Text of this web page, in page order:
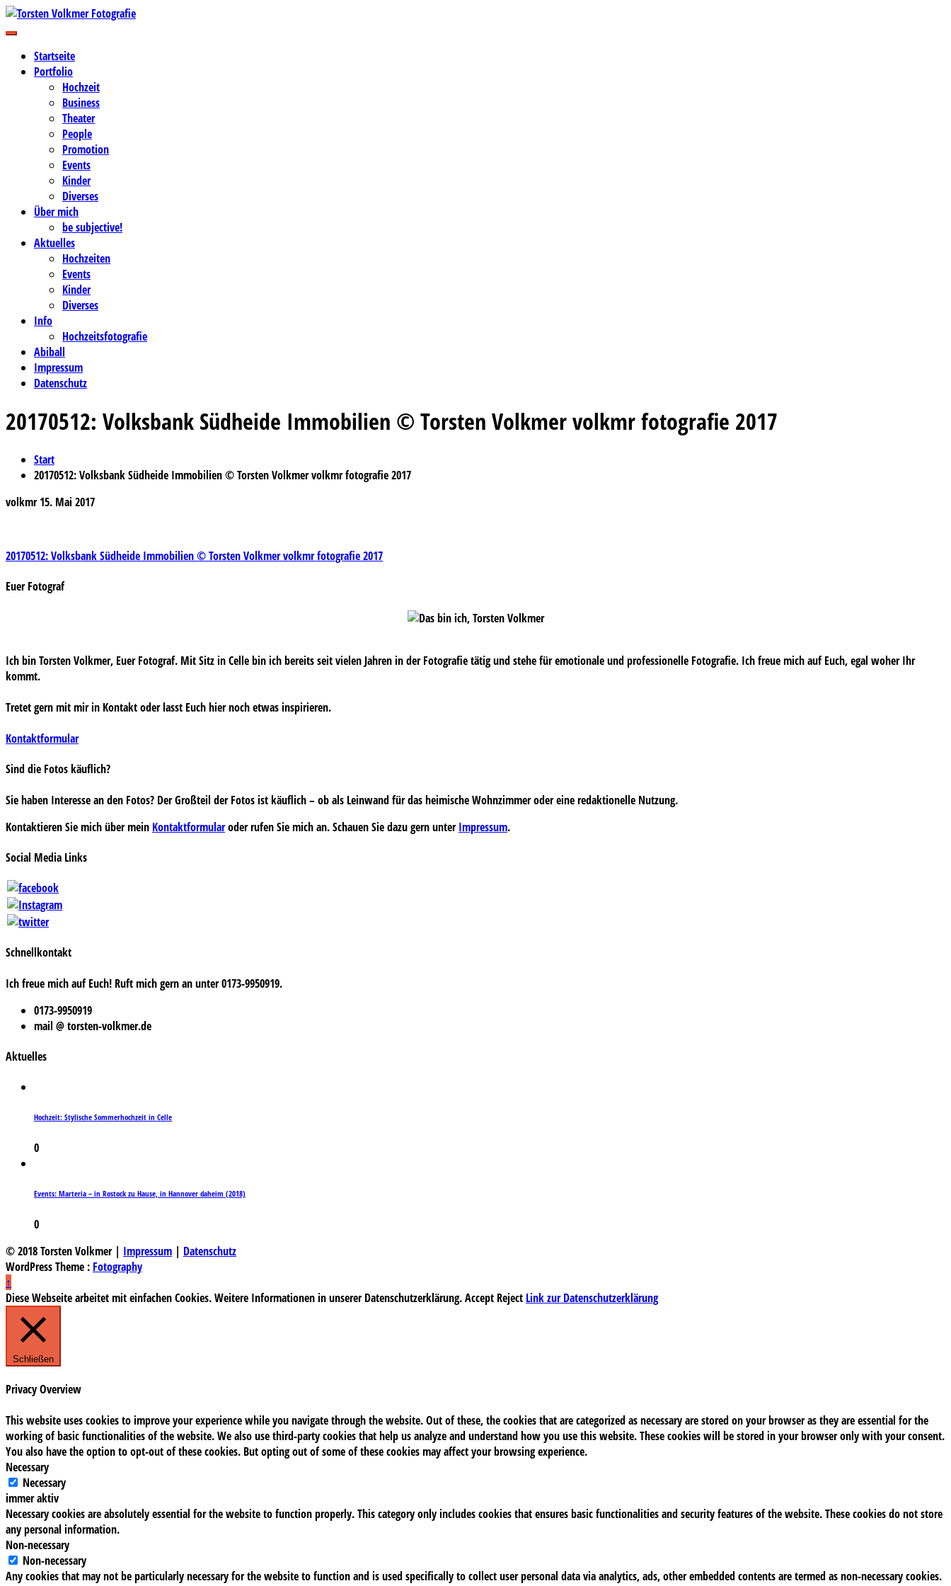
Zum
Inhalt
Torsten Volkmer Fotografie
Business-, Portrait- und Hochzeitsfotografie
Startseite
Portfolio
Hochzeit
Business
Theater
People
Promotion
Events
Kinder
Diverses
Über mich
be subjective!
Aktuelles
Hochzeiten
Events
Kinder
Diverses
Info
Hochzeitsfotografie
Abiball
Impressum
Datenschutz
20170512: Volksbank Südheide Immobilien © Torsten Volkmer volkmr fotografie 2017
Start
20170512: Volksbank Südheide Immobilien © Torsten Volkmer volkmr fotografie 2017
volkmr 15. Mai 2017
Beitragsnavigation
20170512: Volksbank Südheide Immobilien © Torsten Volkmer volkmr fotografie 2017
Euer Fotograf
Ich bin Torsten Volkmer, Euer Fotograf. Mit Sitz in Celle bin ich bereits seit vielen Jahren in der Fotografie tätig und stehe für emotionale und professionelle Fotografie. Ich freue mich auf Euch, egal woher Ihr
kommt.
Tretet gern mit mir in Kontakt oder lasst Euch hier noch etwas inspirieren.
Kontaktformular
Sind die Fotos käuflich?
Sie haben Interesse an den Fotos? Der Großteil der Fotos ist käuflich – ob als Leinwand für das heimische Wohnzimmer oder eine redaktionelle Nutzung.
Kontaktieren Sie mich über mein Kontaktformularoder rufen Sie mich an. Schauen Sie dazu gern unterImpressum.
Social Media Links
Schnellkontakt
Ich freue mich auf Euch! Ruft mich gern an unter 0173-9950919.
0173-9950919
mail @ torsten-volkmer.de
Aktuelles
Hochzeit: Stylische Sommerhochzeit in Celle
0
Events: Marteria – in Rostock zu Hause, in Hannover daheim (2018)
0
© 2018 Torsten Volkmer | Impressum | Datenschutz
WordPress Theme : Fotography
↑
Diese Webseite arbeitet mit einfachen Cookies. Weitere Informationen in unserer Datenschutzerklärung.Accept Reject Link zur Datenschutzerklärung
Schließen
Privacy Overview
This website uses cookies to improve your experience while you navigate through the website. Out of these, the cookies that are categorized as necessary are stored on your browser as they are essential for the
working of basic functionalities of the website. We also use third-party cookies that help us analyze and understand how you use this website. These cookies will be stored in your browser only with your consent.
You also have the option to opt-out of these cookies. But opting out of some of these cookies may affect your browsing experience.
Necessary
Necessary
immer aktiv
Necessary cookies are absolutely essential for the website to function properly. This category only includes cookies that ensures basic functionalities and security features of the website. These cookies do not store
any personal information.
Non-necessary
Non-necessary
Any cookies that may not be particularly necessary for the website to function and is used specifically to collect user personal data via analytics, ads, other embedded contents are termed as non-necessary cookies.